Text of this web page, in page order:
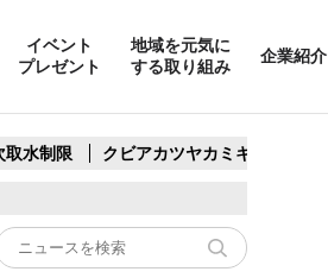
イベント
プレゼント
地域を元気に
する取り組み
企業紹介
取水制限 クビアカツヤカミキリ